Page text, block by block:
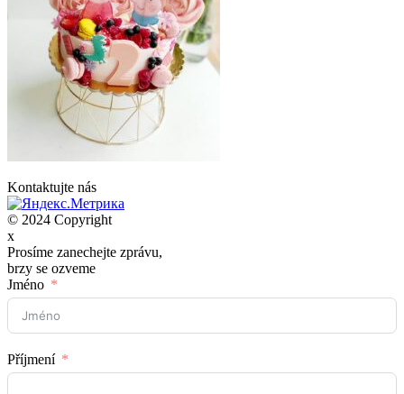
Kontaktujte nás
© 2024 Copyright
x
Prosíme zanechejte zprávu,
brzy se ozveme
Jméno
Příjmení